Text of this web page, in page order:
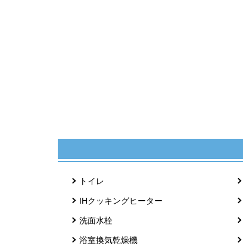
トイレ
IHクッキングヒーター
洗面水栓
浴室換気乾燥機